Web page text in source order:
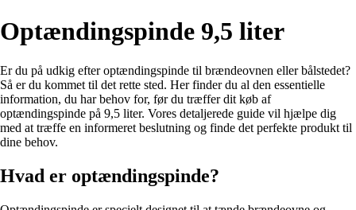
Optændingspinde 9,5 liter
Er du på udkig efter optændingspinde til brændeovnen eller bålstedet?
Så er du kommet til det rette sted. Her finder du al den essentielle
information, du har behov for, før du træffer dit køb af
optændingspinde på 9,5 liter. Vores detaljerede guide vil hjælpe dig
med at træffe en informeret beslutning og finde det perfekte produkt til
dine behov.
Hvad er optændingspinde?